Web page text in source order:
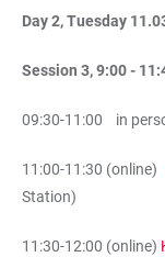
Day 2, Tuesday
Session 3, 9:00 -
09:30-11:00 in
11:00-11:30 (online)
Station)
11:30-12:00 (online)